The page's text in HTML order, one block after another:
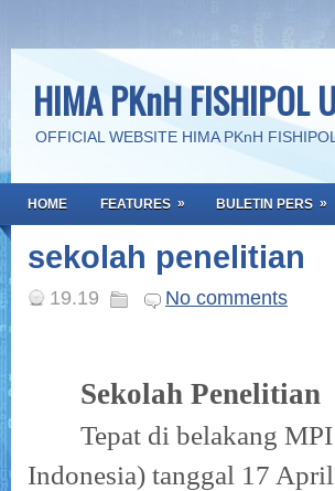
HIMA PKnH FISHIPOL
OFFICIAL WEBSITE HIMA PKnH
HOME FEATURES » BULETIN PERS »
sekolah penelitian
19.19 No comments
Sekolah Penelitian
Tepat di belakang
Indonesia) tanggal 17